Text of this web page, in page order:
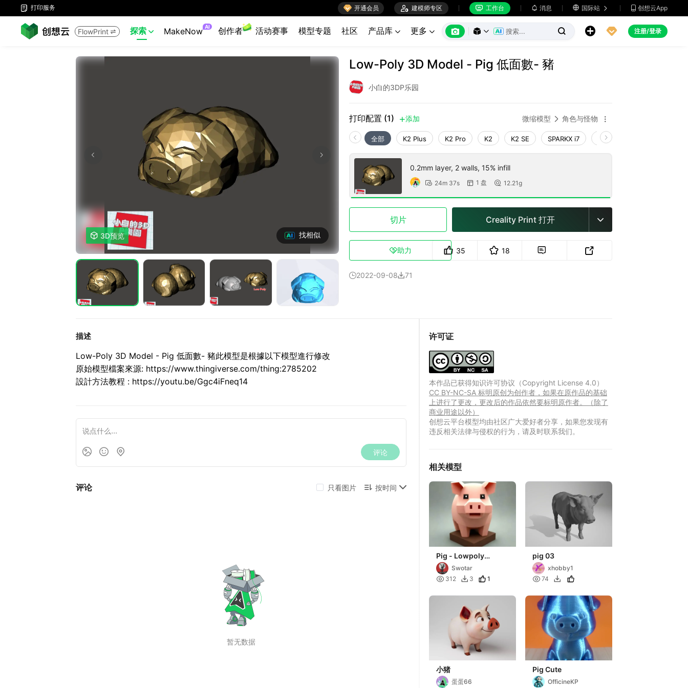
 打印服务  开通会员  建模师专区  工作台  消息  国际站   创想云App
FlowPrint  探索  MakeNow AI 创作者 活动赛事 模型专题 社区 产品库  更多        注册/登录
 3D预览 找相似
Low-Poly 3D Model - Pig 低面數- 豬
小白的3DP乐园
打印配置 (1) 添加 微缩模型  角色与怪物 
全部 K2 Plus K2 Pro K2 K2 SE SPARKX i7 Creality Hi
0.2mm layer, 2 walls, 15% infill
 24m 37s  1 盘  12.21g
切片 Creality Print 打开 
助力 35 18  
2022-09-0871
描述
Low-Poly 3D Model - Pig 低面數- 豬此模型是根據以下模型進行修改
原始模型檔案來源: https://www.thingiverse.com/thing:2785202
設計方法教程 : https://youtu.be/Ggc4iFneq14
许可证
本作品已获得知识许可协议（Copyright License 4.0）
CC BY-NC-SA 标明原创为创作者，如果在原作品的基础
上进行了更改，更改后的作品依然要标明原作者。（除了
商业用途以外）
创想云平台模型均由社区广大爱好者分享，如果您发现有
违反相关法律与侵权的行为，请及时联系我们。
相关模型
Pig - Lowpoly
(Minecraft style)
Swotar
 312  3 1
pig 03
xhobby1
 74 
小猪
蛋蛋66
Pig Cute
OfficineKP